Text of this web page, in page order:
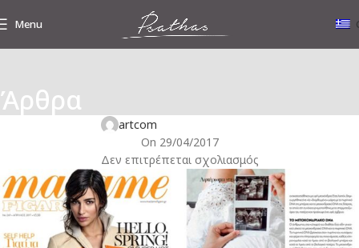
Menu
Άρθρα
artcom
On 29/04/2017
Δεν επιτρέπεται σχολιασμός